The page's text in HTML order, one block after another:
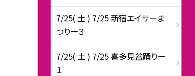
7/25( 土 ) 7/25 新宿エイサーま
つりー３
7/25( 土 ) 7/25 喜多見盆踊りー
１